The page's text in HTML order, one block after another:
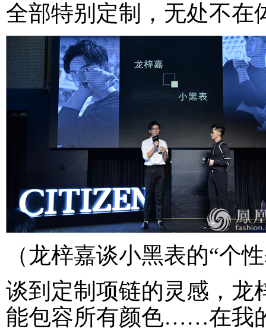
全部特别定制，无处不在
（龙梓嘉谈小黑表的“个
谈到定制项链的灵感，龙
能包容所有颜色……在我